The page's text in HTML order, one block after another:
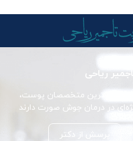
ریاحی
برجسته‌ترین متخصصان پوست،
در درمان جوش صورت دارند
پرسش از دکتر